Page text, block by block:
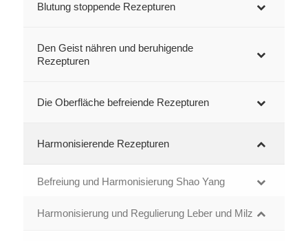
Blutung stoppende Rezepturen
Den Geist nähren und beruhigende
Rezepturen
Die Oberfläche befreiende Rezepturen
Harmonisierende Rezepturen
Befreiung und Harmonisierung Shao Yang
Harmonisierung und Regulierung Leber und Milz